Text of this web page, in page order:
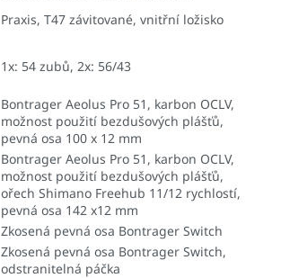
Praxis, T47 závitované, vnitřní ložisko
1x: 54 zubů, 2x: 56/43
Bontrager Aeolus Pro 51, karbon OCLV,
možnost použití bezdušových plášťů,
pevná osa 100 x 12 mm
Bontrager Aeolus Pro 51, karbon OCLV,
možnost použití bezdušových plášťů,
ořech Shimano Freehub 11/12 rychlostí,
pevná osa 142 x12 mm
Zkosená pevná osa Bontrager Switch
Zkosená pevná osa Bontrager Switch,
odstranitelná páčka